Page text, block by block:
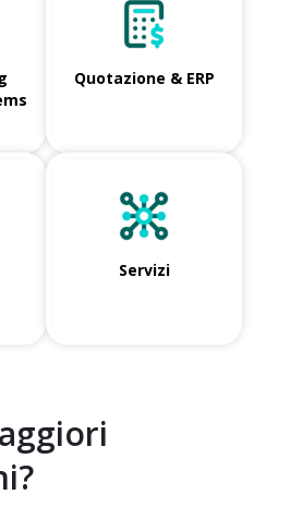
Quotazione & ERP
Servizi